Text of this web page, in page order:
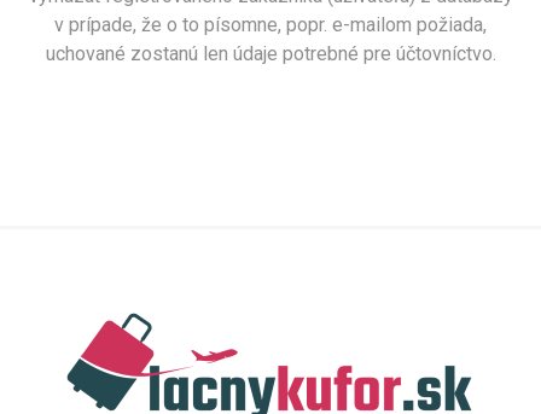
v prípade, že o to písomne, popr. e-mailom požiada,
uchované zostanú len údaje potrebné pre účtovníctvo.